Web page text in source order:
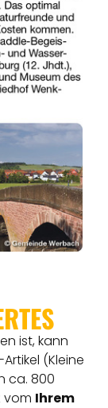
ist, kann
(Kleine
ca. 800
vom Ihrem